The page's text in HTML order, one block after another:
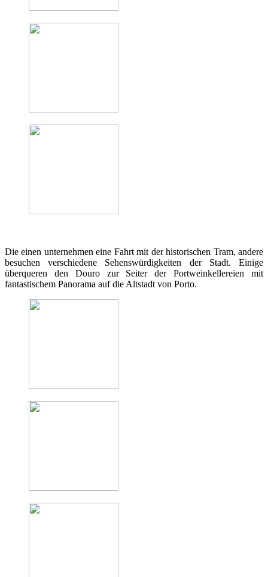
Die einen unternehmen eine Fahrt mit der historischen Tram, andere
besuchen verschiedene Sehenswürdigkeiten der Stadt. Einige
überqueren den Douro zur Seiter der Portweinkellereien mit
fantastischem Panorama auf die Altstadt von Porto.